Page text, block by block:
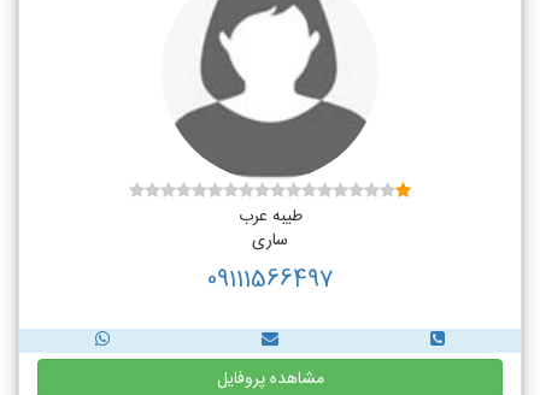
طیبه عرب
ساری
09111566497
مشاهده پروفایل